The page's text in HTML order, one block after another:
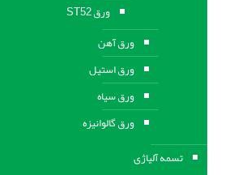
ورق ST52
ورق آهن
ورق استیل
ورق سیاه
ورق گالوانیزه
تسمه آلیاژی